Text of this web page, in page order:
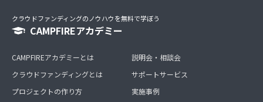
クラウドファンディングのノウハウを無料で学ぼう
CAMPFIREアカデミー
CAMPFIREアカデミーとは
クラウドファンディングとは
プロジェクトの作り方
説明会・相談会
サポートサービス
実施事例